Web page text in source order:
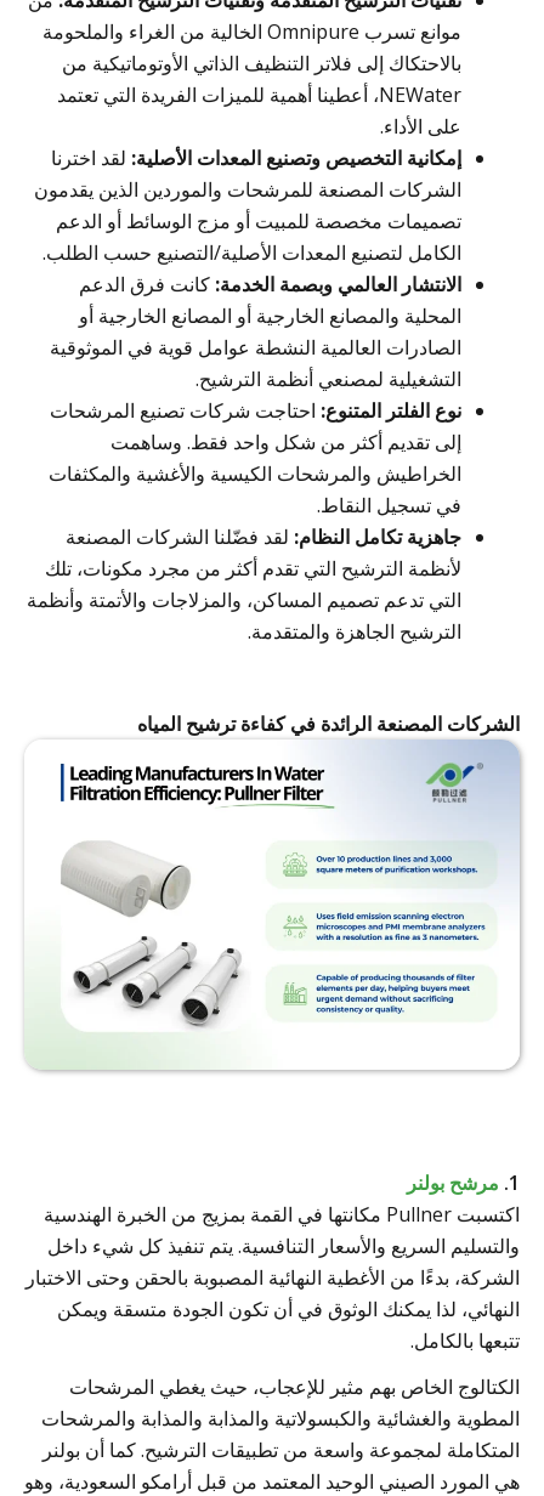
موانع تسرب Omnipure الخالية من الغراء والملحومة
بالاحتكاك إلى فلاتر التنظيف الذاتي الأوتوماتيكية من
NEWater، أعطينا أهمية للميزات الفريدة التي تعتمد
على الأداء.
إمكانية التخصيص وتصنيع المعدات الأصلية: لقد اخترنا
الشركات المصنعة للمرشحات والموردين الذين يقدمون
تصميمات مخصصة للمبيت أو مزج الوسائط أو الدعم
الكامل لتصنيع المعدات الأصلية/التصنيع حسب الطلب.
الانتشار العالمي وبصمة الخدمة: كانت فرق الدعم
المحلية والمصانع الخارجية أو المصانع الخارجية أو
الصادرات العالمية النشطة عوامل قوية في الموثوقية
التشغيلية لمصنعي أنظمة الترشيح.
نوع الفلتر المتنوع: احتاجت شركات تصنيع المرشحات
إلى تقديم أكثر من شكل واحد فقط. وساهمت
الخراطيش والمرشحات الكيسية والأغشية والمكثفات
في تسجيل النقاط.
جاهزية تكامل النظام: لقد فضّلنا الشركات المصنعة
لأنظمة الترشيح التي تقدم أكثر من مجرد مكونات، تلك
التي تدعم تصميم المساكن، والمزلاجات والأتمتة وأنظمة
الترشيح الجاهزة والمتقدمة.
الشركات المصنعة الرائدة في كفاءة ترشيح المياه
1. مرشح بولنر
اكتسبت Pullner مكانتها في القمة بمزيج من الخبرة الهندسية
والتسليم السريع والأسعار التنافسية. يتم تنفيذ كل شيء داخل
الشركة، بدءًا من الأغطية النهائية المصبوبة بالحقن وحتى الاختبار
النهائي، لذا يمكنك الوثوق في أن تكون الجودة متسقة ويمكن
تتبعها بالكامل.
الكتالوج الخاص بهم مثير للإعجاب، حيث يغطي المرشحات
المطوية والغشائية والكبسولاتية والمذابة والمذابة والمرشحات
المتكاملة لمجموعة واسعة من تطبيقات الترشيح. كما أن بولنر
هي المورد الصيني الوحيد المعتمد من قبل أرامكو السعودية، وهو